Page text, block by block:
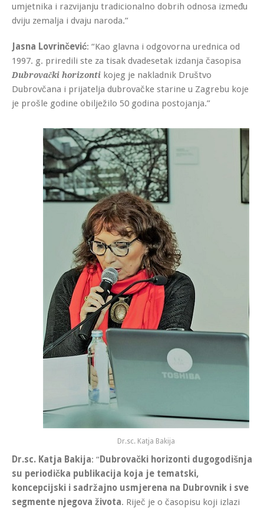
umjetnika i razvijanju tradicionalno dobrih odnosa između
dviju zemalja i dvaju naroda.”
Jasna Lovrinčević: “Kao glavna i odgovorna urednica od
1997. g. priredili ste za tisak dvadesetak izdanja časopisa
Dubrovački horizonti kojeg je nakladnik Društvo
Dubrovčana i prijatelja dubrovačke starine u Zagrebu koje
je prošle godine obilježilo 50 godina postojanja.”
Dr.sc. Katja Bakija
Dr.sc. Katja Bakija: “Dubrovački horizonti dugogodišnja
su periodička publikacija koja je tematski,
koncepcijski i sadržajno usmjerena na Dubrovnik i sve
segmente njegova života. Riječ je o časopisu koji izlazi